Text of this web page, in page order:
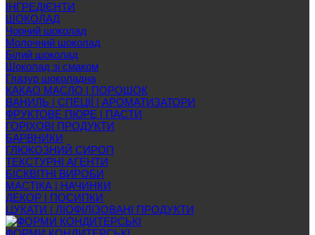
ІНГРЕДІЄНТИ
ШОКОЛАД
Чорний шоколад
Молочний шоколад
Білий шоколад
Шоколад зі смаком
Глазур шоколадна
КАКАО МАСЛО | ПОРОШОК
ВАНИЛЬ | СПЕЦІЇ | АРОМАТИЗАТОРИ
ФРУКТОВЕ ПЮРЕ | ПАСТИ
ГОРІХОВІ ПРОДУКТИ
БАРВНИКИ
ГЛЮКОЗНИЙ СИРОП
ТЕКСТУРНІ АГЕНТИ
БІСКВІТНІ ВИРОБИ
МАСТІКА | НАЧИНКИ
ДЕКОР | ПОСИПКИ
ЦУКАТИ | ЛІОФІЛІЗОВАНІ ПРОДУКТИ